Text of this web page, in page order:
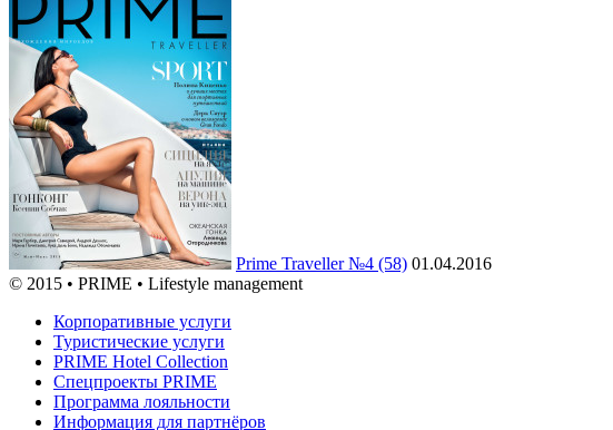
Prime Traveller №4 (58) 01.04.2016
© 2015 • PRIME • Lifestyle management
Корпоративные услуги
Туристические услуги
PRIME Hotel Collection
Спецпроекты PRIME
Программа лояльности
Информация для партнёров